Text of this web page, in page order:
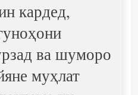
кардед,
ва шуморо
муҳлат